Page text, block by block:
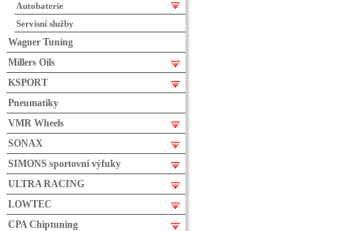
Autobaterie
Servisní služby
Wagner Tuning
Millers Oils
KSPORT
Pneumatiky
VMR Wheels
SONAX
SIMONS sportovní výfuky
ULTRA RACING
LOWTEC
CPA Chiptuning